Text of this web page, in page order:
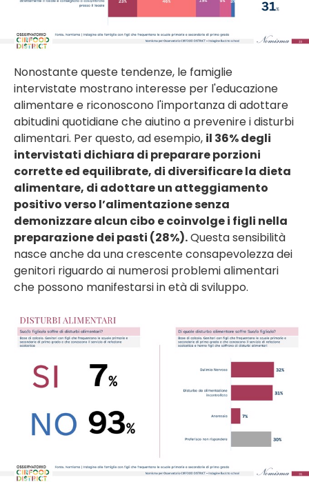
Nonostante queste tendenze, le famiglie
intervistate mostrano interesse per l'educazione
alimentare e riconoscono l'importanza di adottare
abitudini quotidiane che aiutino a prevenire i disturbi
alimentari. Per questo, ad esempio, il 36% degli
intervistati dichiara di preparare porzioni
corrette ed equilibrate, di diversificare la dieta
alimentare, di adottare un atteggiamento
positivo verso l’alimentazione senza
demonizzare alcun cibo e coinvolge i figli nella
preparazione dei pasti (28%).Questa sensibilità
nasce anche da una crescente consapevolezza dei
genitori riguardo ai numerosi problemi alimentari
che possono manifestarsi in età di sviluppo.